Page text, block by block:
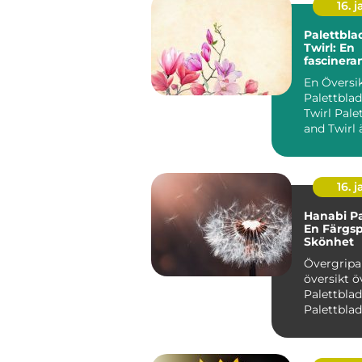
16.
Twirl: En
En
Twirl Palettblad Twist
and Twirl
bli...
16.
Hanabi
En
Skönhet
översikt
Palettblad Hanabi
fascine...